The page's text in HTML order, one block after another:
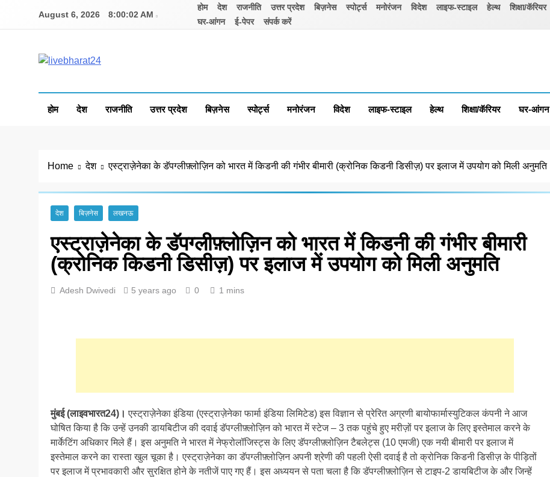
August 6, 2026 8:00:02 AM
होम देश राजनीति उत्तर प्रदेश बिज़नेस स्पोर्ट्स मनोरंजन विदेश लाइफ-स्टाइल हेल्थ
शिक्षा/कॅरियर
घर-आंगन
ई-पेपर संपर्क करें
होम देश राजनीति उत्तर प्रदेश बिज़नेस स्पोर्ट्स मनोरंजन विदेश लाइफ-स्टाइल हेल्थ शिक्षा/कॅरियर घर-आंगन
Home देश एस्ट्राज़ेनेका के डॅपग्लीफ़्लोज़िन को भारत में किडनी की गंभीर बीमारी (क्रोनिक किडनी डिसीज़) पर इलाज में उपयोग को मिली अनुमति
देश बिज़नेस लखनऊ
एस्ट्राज़ेनेका के डॅपग्लीफ़्लोज़िन को भारत में किडनी की गंभीर बीमारी
(क्रोनिक किडनी डिसीज़) पर इलाज में उपयोग को मिली अनुमति
Adesh Dwivedi 5 years ago 0 1 mins
मुंबई (लाइवभारत24)। एस्ट्राज़ेनेका इंडिया (एस्ट्राज़ेनेका फार्मा इंडिया लिमिटेड) इस विज्ञान से प्रेरित अग्रणी बायोफार्मास्युटिकल कंपनी ने आज
घोषित किया है कि उन्हें उनकी डायबिटीज की दवाई डॅपग्लीफ़्लोज़िन को भारत में स्टेज – 3 तक पहुंचे हुए मरीज़ों पर इलाज के लिए इस्तेमाल करने के
मार्केटिंग अधिकार मिले हैं। इस अनुमति ने भारत में नेफ्रोलॉजिस्ट्स के लिए डॅपग्लीफ़्लोज़िन टैबलेट्स (10 एमजी) एक नयी बीमारी पर इलाज में
इस्तेमाल करने का रास्ता खुल चूका है। एस्ट्राज़ेनेका का डॅपग्लीफ़्लोज़िन अपनी श्रेणी की पहली ऐसी दवाई है तो क्रोनिक किडनी डिसीज़ के पीड़ितों
पर इलाज में प्रभावकारी और सुरक्षित होने के नतीजें पाए गए हैं। इस अध्ययन से पता चला है कि डॅपग्लीफ़्लोज़िन से टाइप-2 डायबिटीज के और जिन्हें